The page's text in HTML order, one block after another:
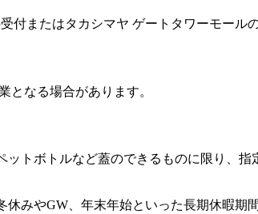
付またはタカシマヤ ゲートタワーモール
となる場合があります。
トボトルなど蓋のできるものに限り、
みやGW、年末年始といった長期休暇期